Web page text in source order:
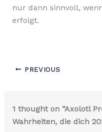
nur dann sinnvoll,
erfolgt.
PREVIOUS
1 thought on “Axolotl
Wahrheiten, die dich